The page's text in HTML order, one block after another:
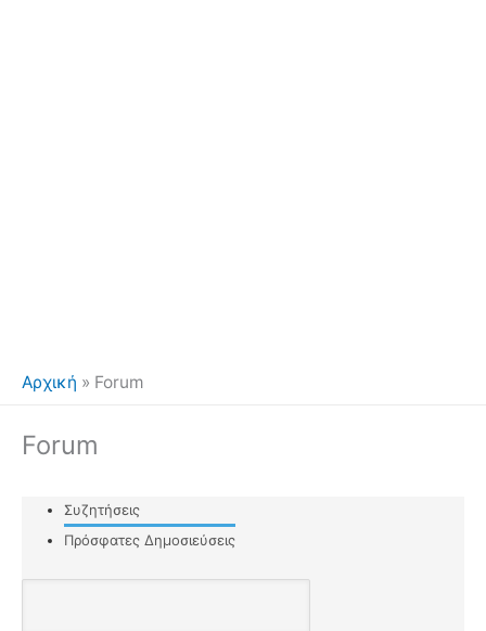
Αρχική » Forum
Forum
Συζητήσεις
Πρόσφατες Δημοσιεύσεις